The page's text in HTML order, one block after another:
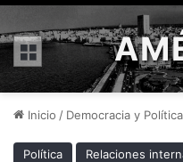
Menú
Inicio / Democracia y Política
Política Relaciones